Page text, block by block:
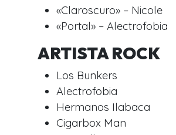
«Claroscuro» – Nicole
«Portal» – Alectrofobia
ARTISTA ROCK
Los Bunkers
Alectrofobia
Hermanos Ilabaca
Cigarbox Man